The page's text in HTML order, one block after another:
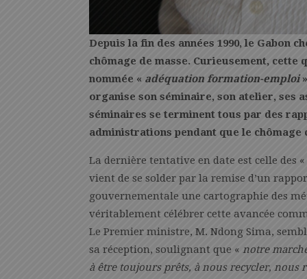
Depuis la fin des années 1990, le Gabon
chômage de masse. Curieusement,
nommée « adéquation formation-emploi
organise son séminaire, son atelier, ses
séminaires se terminent tous par des
administrations pendant que le chômage
La dernière tentative en date est celle des «
vient de se solder par la remise d’un
gouvernementale une cartographie des
véritablement célébrer cette avancée
Le Premier ministre, M. Ndong Sima,
sa réception, soulignant que « notre
à être toujours prêts, à nous recycler, nous